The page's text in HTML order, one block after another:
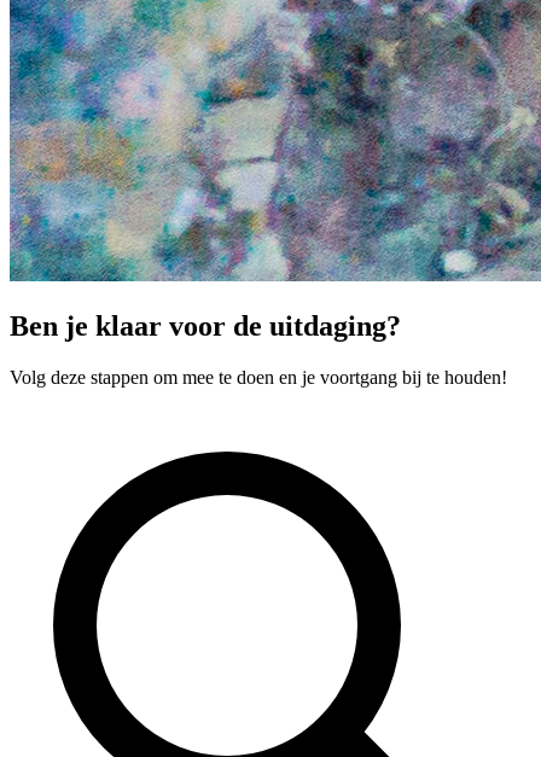
Ben je klaar voor de uitdaging?
Volg deze stappen om mee te doen en je voortgang bij te houden!